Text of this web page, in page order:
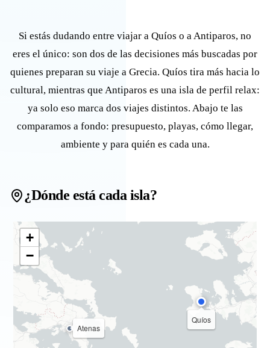
Si estás dudando entre viajar a Quíos o a Antiparos, no
eres el único: son dos de las decisiones más buscadas por
quienes preparan su viaje a Grecia. Quíos tira más hacia lo
cultural, mientras que Antiparos es una isla de perfil relax:
ya solo eso marca dos viajes distintos. Abajo te las
comparamos a fondo: presupuesto, playas, cómo llegar,
ambiente y para quién es cada una.
¿Dónde está cada isla?
Quíos
Atenas
+
−